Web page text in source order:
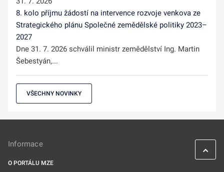
8. kolo příjmu žádostí na intervence rozvoje venkova ze
Strategického plánu Společné zemědělské politiky 2023–
2027
Dne 31. 7. 2026 schválil ministr zemědělství Ing. Martin
Šebestyán,...
VŠECHNY NOVINKY
Informace
O PORTÁLU MZE